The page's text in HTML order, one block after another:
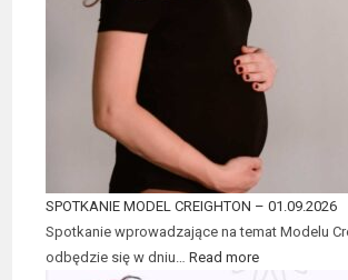
SPOTKANIE MODEL CREIGHTON – 01.09.2026
Spotkanie wprowadzające na temat Modelu
odbędzie się w dniu…Read more